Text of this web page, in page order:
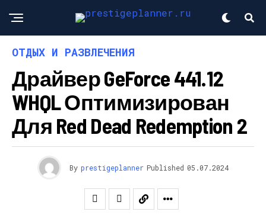
ОТДЫХ И РАЗВЛЕЧЕНИЯ
Драйвер GeForce 441.12
WHQL Оптимизирован
Для Red Dead Redemption 2
By prestigeplanner Published 05.07.2024